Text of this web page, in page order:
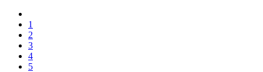
1
2
3
4
5